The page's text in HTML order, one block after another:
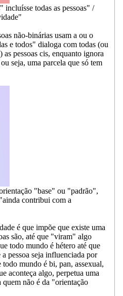
incluísse todas as pessoas" /
não-binárias usam a ou o
e todos" dialoga com todas (ou
as pessoas cis, enquanto ignora
seja, uma parcela que só tem
"base" ou "padrão",
contribui com a
é que impõe que existe uma
são, até que "viram" algo
todo mundo é hétero até que
pessoa seja influenciada por
mundo é bi, pan, assexual,
aconteça algo, perpetua uma
quem não é da "orientação